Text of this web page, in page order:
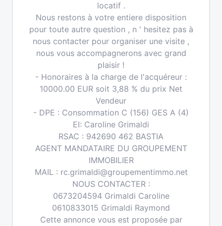
locatif .
Nous restons à votre entiere disposition
pour toute autre question , n ' hesitez pas à
nous contacter pour organiser une visite ,
nous vous accompagnerons avec grand
plaisir !
- Honoraires à la charge de l'acquéreur :
10000.00 EUR soit 3,88 % du prix Net
Vendeur
- DPE : Consommation C (156) GES A (4)
EI: Caroline Grimaldi
RSAC : 942690 462 BASTIA
AGENT MANDATAIRE DU GROUPEMENT
IMMOBILIER
MAIL : rc.grimaldi@groupementimmo.net
NOUS CONTACTER :
0673204594 Grimaldi Caroline
0610833015 Grimaldi Raymond
Cette annonce vous est proposée par